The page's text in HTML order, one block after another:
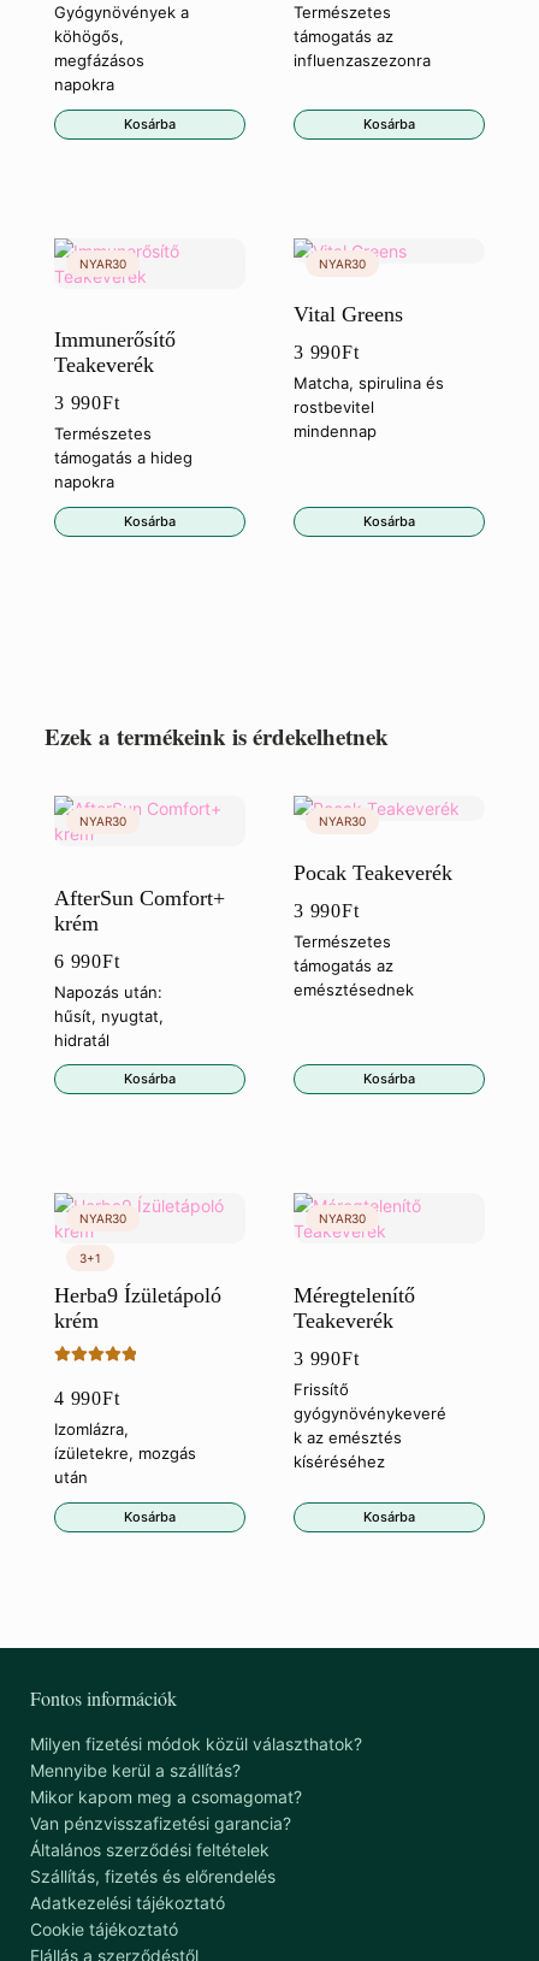
Gyógynövények a
köhögős,
megfázásos
napokra
Kosárba
Természetes
támogatás az
influenzaszezonra
Kosárba
Immunerősítő
Teakeverék
3 990Ft
Természetes
támogatás a hideg
napokra
Kosárba
Vital Greens
3 990Ft
Matcha, spirulina és
rostbevitel
mindennap
Kosárba
Ezek a termékeink is érdekelhetnek
AfterSun Comfort+
krém
6 990Ft
Napozás után:
hűsít, nyugtat,
hidratál
Kosárba
Pocak Teakeverék
3 990Ft
Természetes
támogatás az
emésztésednek
Kosárba
Herba9 Ízületápoló
krém
5.00/ 5
4 990Ft
Izomlázra,
ízületekre, mozgás
után
Kosárba
Méregtelenítő
Teakeverék
3 990Ft
Frissítő
gyógynövénykeveré
k az emésztés
kíséréséhez
Kosárba
Fontos információk
Milyen fizetési módok közül választhatok?
Mennyibe kerül a szállítás?
Mikor kapom meg a csomagomat?
Van pénzvisszafizetési garancia?
Általános szerződési feltételek
Szállítás, fizetés és előrendelés
Adatkezelési tájékoztató
Cookie tájékoztató
Elállás a szerződéstől